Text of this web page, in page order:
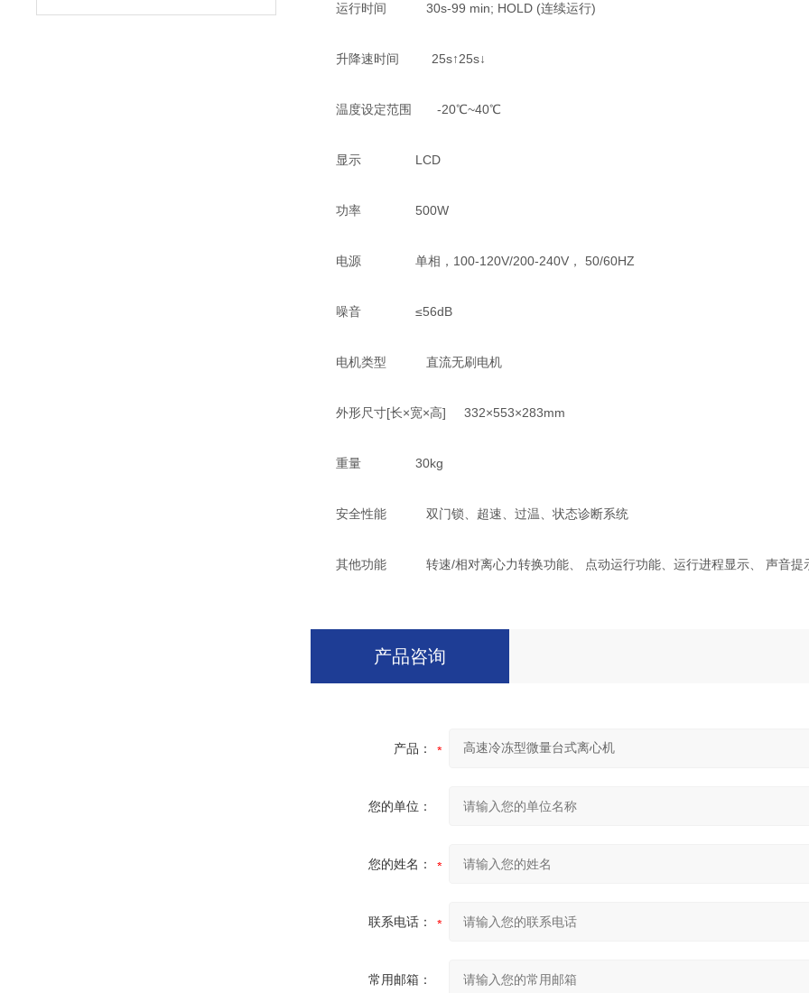
运行时间 30s-99 min; HOLD (连续运行)
升降速时间 25s↑25s↓
温度设定范围 -20℃~40℃
显示 LCD
功率 500W
电源 单相，100-120V/200-240V， 50/60HZ
噪音 ≤56dB
电机类型 直流无刷电机
外形尺寸[长×宽×高] 332×553×283mm
重量 30kg
安全性能 双门锁、超速、过温、状态诊断系统
其他功能 转速/相对离心力转换功能、 点动运行功能、运行进程显示、 声音提示
产品咨询
产品：
您的单位：
您的姓名：
联系电话：
常用邮箱：